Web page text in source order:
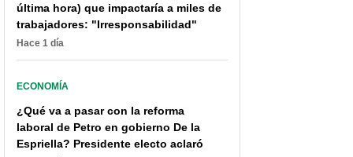
última hora) que impactaría a miles de
trabajadores: "Irresponsabilidad"
Hace 1 día
ECONOMÍA
¿Qué va a pasar con la reforma
laboral de Petro en gobierno De la
Espriella? Presidente electo aclaró